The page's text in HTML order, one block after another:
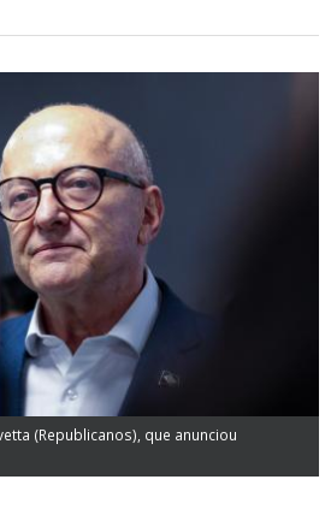
(Republicanos), que anunciou